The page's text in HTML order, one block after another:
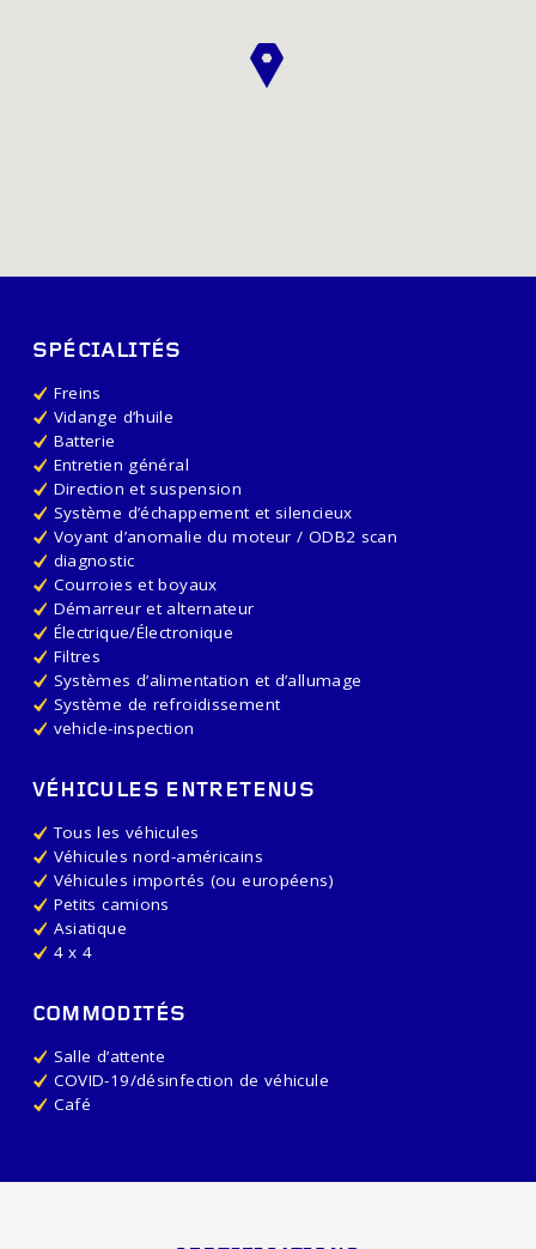
SPÉCIALITÉS
Freins
Vidange d’huile
Batterie
Entretien général
Direction et suspension
Système d’échappement et silencieux
Voyant d’anomalie du moteur / ODB2 scan
diagnostic
Courroies et boyaux
Démarreur et alternateur
Électrique/Électronique
Filtres
Systèmes d’alimentation et d’allumage
Système de refroidissement
vehicle-inspection
VÉHICULES ENTRETENUS
Tous les véhicules
Véhicules nord-américains
Véhicules importés (ou européens)
Petits camions
Asiatique
4 x 4
COMMODITÉS
Salle d’attente
COVID-19/désinfection de véhicule
Café